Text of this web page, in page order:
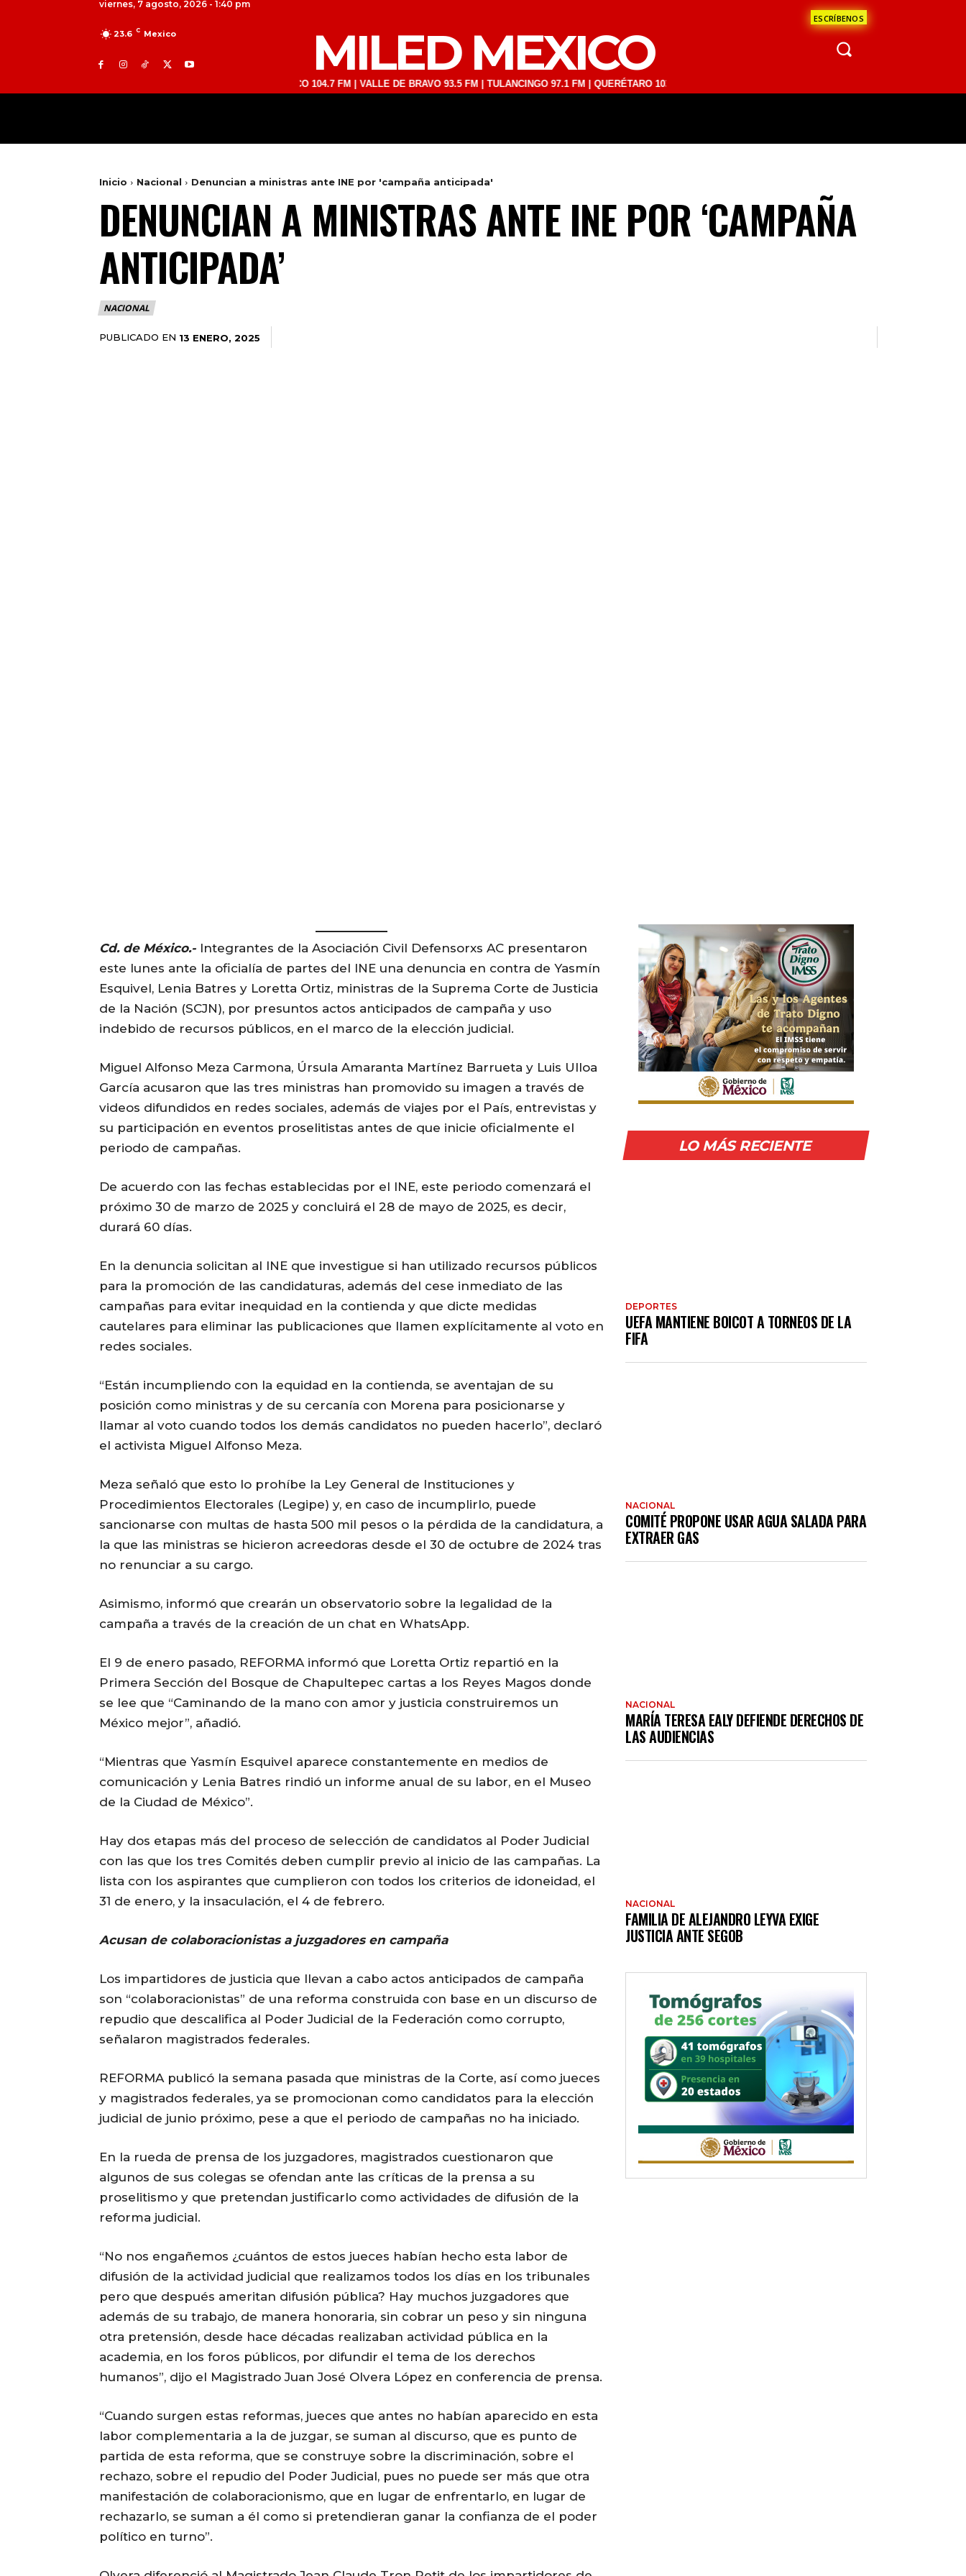
viernes, 7 agosto, 2026 - 1:40 pm
ESCRÍBENOS
23.6 C Mexico MILED MEXICO
TOLUCA 98.9 FM | ATLACOMULCO 104.7 FM | VALLE DE BRAVO 93.5 FM | TULANCINGO 97.1 FM | QUERÉTARO 103.1 FM | SAN JUAN DEL RÍO 93.1 FM | GUADALAJARA 1510 AM | LA
Inicio Nacional Denuncian a ministras ante INE por 'campaña anticipada'
DENUNCIAN A MINISTRAS ANTE INE POR ‘CAMPAÑA
ANTICIPADA’
NACIONAL
PUBLICADO EN 13 ENERO, 2025
Cd. de México.- Integrantes de la Asociación Civil Defensorxs AC presentaron
este lunes ante la oficialía de partes del INE una denuncia en contra de Yasmín
Esquivel, Lenia Batres y Loretta Ortiz, ministras de la Suprema Corte de Justicia
de la Nación (SCJN), por presuntos actos anticipados de campaña y uso
indebido de recursos públicos, en el marco de la elección judicial.
Miguel Alfonso Meza Carmona, Úrsula Amaranta Martínez Barrueta y Luis Ulloa
García acusaron que las tres ministras han promovido su imagen a través de
videos difundidos en redes sociales, además de viajes por el País, entrevistas y
su participación en eventos proselitistas antes de que inicie oficialmente el
periodo de campañas.
De acuerdo con las fechas establecidas por el INE, este periodo comenzará el
próximo 30 de marzo de 2025 y concluirá el 28 de mayo de 2025, es decir,
durará 60 días.
En la denuncia solicitan al INE que investigue si han utilizado recursos públicos
para la promoción de las candidaturas, además del cese inmediato de las
campañas para evitar inequidad en la contienda y que dicte medidas
cautelares para eliminar las publicaciones que llamen explícitamente al voto en
redes sociales.
“Están incumpliendo con la equidad en la contienda, se aventajan de su
posición como ministras y de su cercanía con Morena para posicionarse y
llamar al voto cuando todos los demás candidatos no pueden hacerlo”, declaró
el activista Miguel Alfonso Meza.
Meza señaló que esto lo prohíbe la Ley General de Instituciones y
Procedimientos Electorales (Legipe) y, en caso de incumplirlo, puede
sancionarse con multas de hasta 500 mil pesos o la pérdida de la candidatura, a
la que las ministras se hicieron acreedoras desde el 30 de octubre de 2024 tras
no renunciar a su cargo.
Asimismo, informó que crearán un observatorio sobre la legalidad de la
campaña a través de la creación de un chat en WhatsApp.
El 9 de enero pasado, REFORMA informó que Loretta Ortiz repartió en la
Primera Sección del Bosque de Chapultepec cartas a los Reyes Magos donde
se lee que “Caminando de la mano con amor y justicia construiremos un
México mejor”, añadió.
“Mientras que Yasmín Esquivel aparece constantemente en medios de
comunicación y Lenia Batres rindió un informe anual de su labor, en el Museo
de la Ciudad de México”.
Hay dos etapas más del proceso de selección de candidatos al Poder Judicial
con las que los tres Comités deben cumplir previo al inicio de las campañas. La
lista con los aspirantes que cumplieron con todos los criterios de idoneidad, el
31 de enero, y la insaculación, el 4 de febrero.
Acusan de colaboracionistas a juzgadores en campaña
Los impartidores de justicia que llevan a cabo actos anticipados de campaña
son “colaboracionistas” de una reforma construida con base en un discurso de
repudio que descalifica al Poder Judicial de la Federación como corrupto,
señalaron magistrados federales.
REFORMA publicó la semana pasada que ministras de la Corte, así como jueces
y magistrados federales, ya se promocionan como candidatos para la elección
judicial de junio próximo, pese a que el periodo de campañas no ha iniciado.
En la rueda de prensa de los juzgadores, magistrados cuestionaron que
algunos de sus colegas se ofendan ante las críticas de la prensa a su
proselitismo y que pretendan justificarlo como actividades de difusión de la
reforma judicial.
“No nos engañemos ¿cuántos de estos jueces habían hecho esta labor de
difusión de la actividad judicial que realizamos todos los días en los tribunales
pero que después ameritan difusión pública? Hay muchos juzgadores que
además de su trabajo, de manera honoraria, sin cobrar un peso y sin ninguna
otra pretensión, desde hace décadas realizaban actividad pública en la
academia, en los foros públicos, por difundir el tema de los derechos
humanos”, dijo el Magistrado Juan José Olvera López en conferencia de prensa.
“Cuando surgen estas reformas, jueces que antes no habían aparecido en esta
labor complementaria a la de juzgar, se suman al discurso, que es punto de
partida de esta reforma, que se construye sobre la discriminación, sobre el
rechazo, sobre el repudio del Poder Judicial, pues no puede ser más que otra
manifestación de colaboracionismo, que en lugar de enfrentarlo, en lugar de
rechazarlo, se suman a él como si pretendieran ganar la confianza de el poder
político en turno”.
LO MÁS RECIENTE
DEPORTES
UEFA MANTIENE BOICOT A TORNEOS DE LA
FIFA
NACIONAL
COMITÉ PROPONE USAR AGUA SALADA PARA
EXTRAER GAS
NACIONAL
MARÍA TERESA EALY DEFIENDE DERECHOS DE
LAS AUDIENCIAS
NACIONAL
FAMILIA DE ALEJANDRO LEYVA EXIGE
JUSTICIA ANTE SEGOB